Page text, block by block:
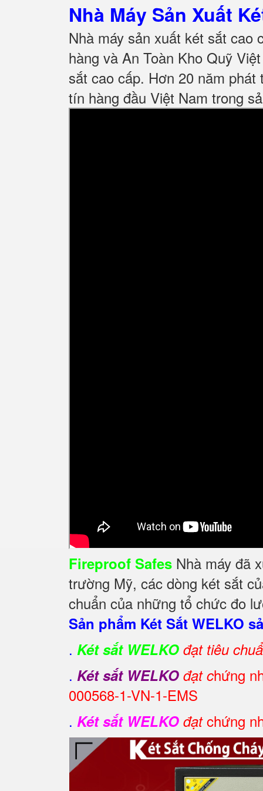
Nhà Máy Sản Xuất
Nhà máy sản xuất két sắt cao
hàng và An Toàn Kho Quỹ
sắt cao cấp. Hơn 20 năm
tín hàng đầu Việt Nam trong
Fireproof Safes Nhà máy đã
trường Mỹ, các dòng két sắt
chuẩn của những tổ chức đo
Sản phẩm Két Sắt WELKO
. Két sắt WELKO đạt tiêu
. Két sắt WELKO đạt chứng
000568-1-VN-1-EMS
. Két sắt WELKO đạtchứng